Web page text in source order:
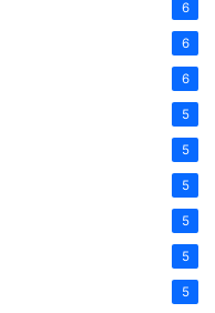
6
6
6
5
5
5
5
5
5